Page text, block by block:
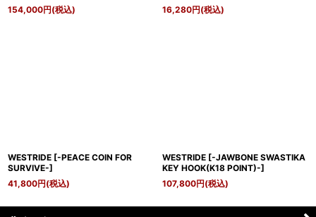
154,000円(税込)
16,280円(税込)
WESTRIDE [-PEACE COIN FOR
SURVIVE-]
41,800円(税込)
WESTRIDE [-JAWBONE SWASTIKA
KEY HOOK(K18 POINT)-]
107,800円(税込)